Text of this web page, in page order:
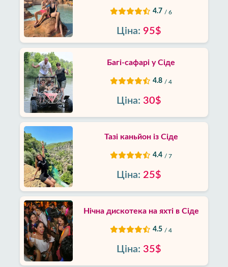
4.7 / 6
Ціна: 95$
Багі-сафарі у Сіде
4.8 / 4
Ціна: 30$
Тазі каньйон із Сіде
4.4 / 7
Ціна: 25$
Нічна дискотека на яхті в Сіде
4.5 / 4
Ціна: 35$